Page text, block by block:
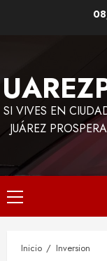
SI VIVES EN
JUÁREZ
Menú
principal
Inicio Inversion